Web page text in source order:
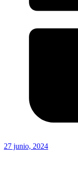
27 junio, 2024